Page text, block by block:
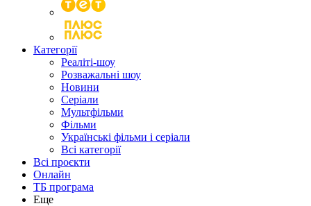
Категорії
Реаліті-шоу
Розважальні шоу
Новини
Серіали
Мультфільми
Фільми
Українські фільми і серіали
Всі категорії
Всі проєкти
Онлайн
ТБ програма
Еще